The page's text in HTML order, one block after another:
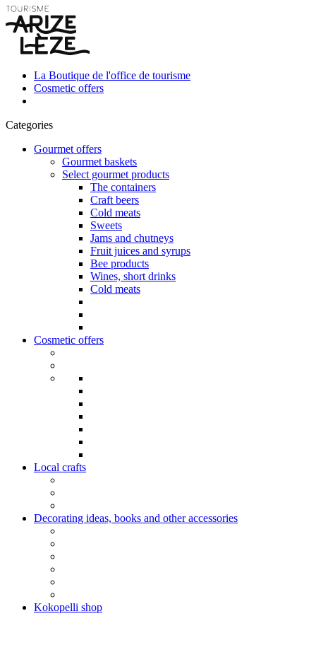
La Boutique de l'office de tourisme
Cosmetic offers
Categories
Gourmet offers
Gourmet baskets
Select gourmet products
The containers
Craft beers
Cold meats
Sweets
Jams and chutneys
Fruit juices and syrups
Bee products
Wines, short drinks
Cold meats
Cosmetic offers
Local crafts
Decorating ideas, books and other accessories
Kokopelli shop